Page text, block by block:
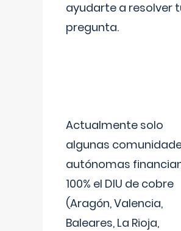
ayudarte a resolver
pregunta.
Actualmente solo
algunas
autónomas
100% el DIU de cobre
(Aragón, Valencia,
Baleares, La Rioja,